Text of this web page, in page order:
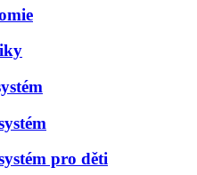
pro děti